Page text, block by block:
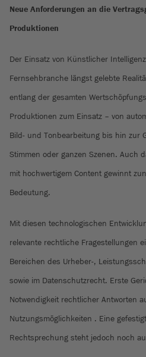
Neue Anforderungen an die
Produktionen
Der Einsatz von Künstlicher
Fernsehbranche längst gelebte
entlang der gesamten
Produktionen zum Einsatz – von
Bild- und Tonbearbeitung bis hin zur
Stimmen oder ganzen Szenen. Auch
mit hochwertigem Content gewinnt
Bedeutung.
Mit diesen technologischen
relevante rechtliche Fragestellungen
Bereichen des Urheber-,
sowie im Datenschutzrecht. Erste
Notwendigkeit rechtlicher Antworten
Nutzungsmöglichkeiten . Eine
Rechtsprechung steht jedoch noch